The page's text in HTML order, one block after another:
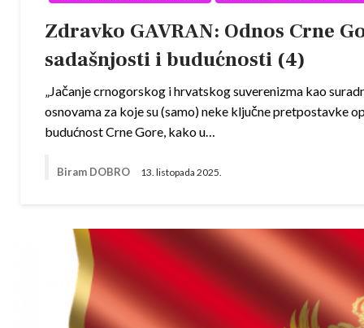
Zdravko GAVRAN: Odnos Crne
sadašnjosti i budućnosti (4)
„Jačanje crnogorskog i hrvatskog suverenizma kao
osnovama za koje su (samo) neke ključne pretpostavke
budućnost Crne Gore, kako u…
Biram DOBRO 13. listopada 2025.